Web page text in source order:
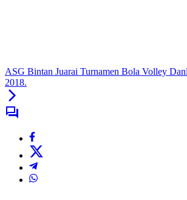
ASG Bintan Juarai Turnamen Bola Volley
2018.